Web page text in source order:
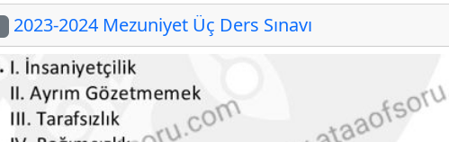
2023-2024 Mezuniyet Üç Ders Sınavı